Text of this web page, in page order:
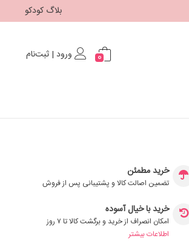
بلاگ کودکو
0 ورود | ثبت‌نام
خرید مطمئن
تضمین اصالت کالا و پشتیبانی پس از فروش
خرید با خیال آسوده
امکان انصراف از خرید و برگشت کالا تا ۷ روز
اطلاعات بیشتر